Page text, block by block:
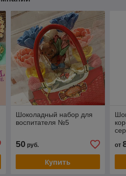
Шоколадный набор для
воспитателя №5
50руб.
Купить
от